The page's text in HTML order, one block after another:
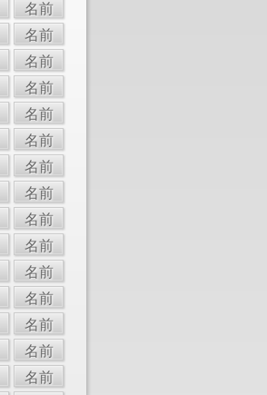
名前
名前
名前
名前
名前
名前
名前
名前
名前
名前
名前
名前
名前
名前
名前